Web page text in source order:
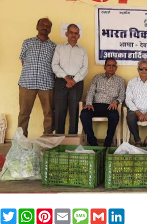
FacebookTwitterWhatsAppPinterest
Email Message
Gmail